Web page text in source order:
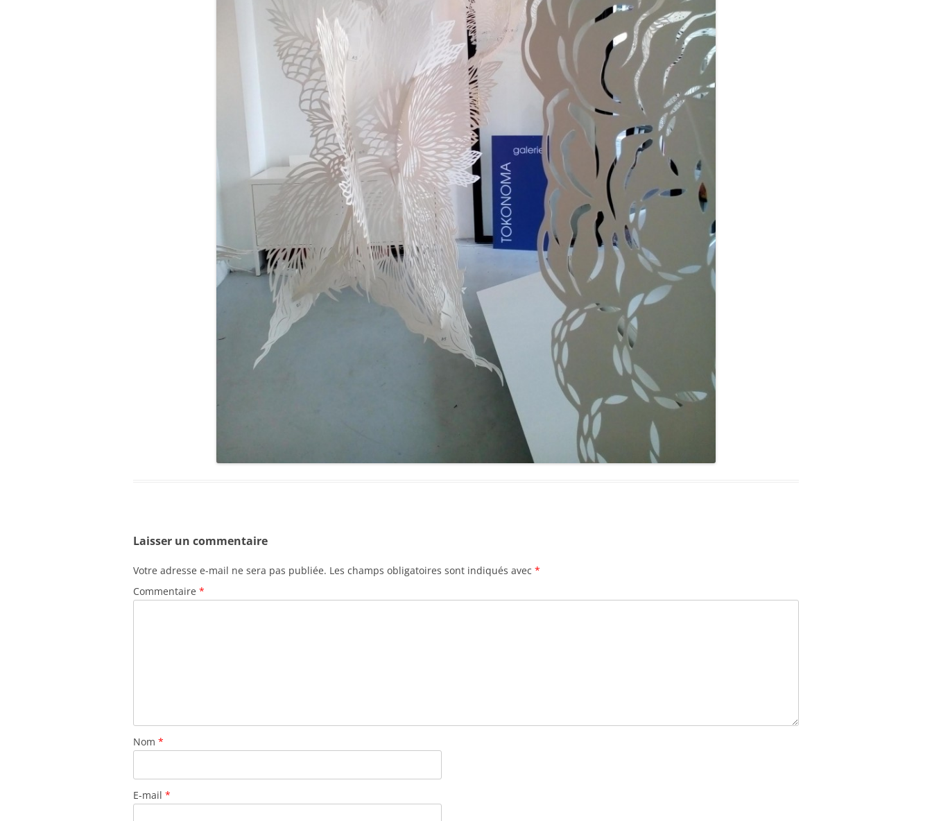
Laisser un commentaire
Votre adresse e-mail ne sera pas publiée. Les champs obligatoires sont indiqués avec *
Commentaire *
Nom *
E-mail *